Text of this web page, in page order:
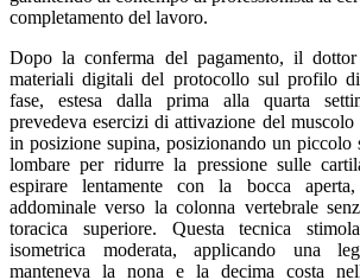
completamento del lavoro.
Dopo la conferma del pagamento, il
materiali digitali del protocollo sul profilo
fase, estesa dalla prima alla quarta
prevedeva esercizi di attivazione del muscolo
in posizione supina, posizionando un piccolo
lombare per ridurre la pressione sulle
espirare lentamente con la bocca
addominale verso la colonna vertebrale
toracica superiore. Questa tecnica
isometrica moderata, applicando una
manteneva la nona e la decima costa